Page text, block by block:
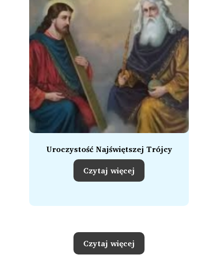
Uroczystość Najświętszej Trójcy
Czytaj więcej
Czytaj więcej